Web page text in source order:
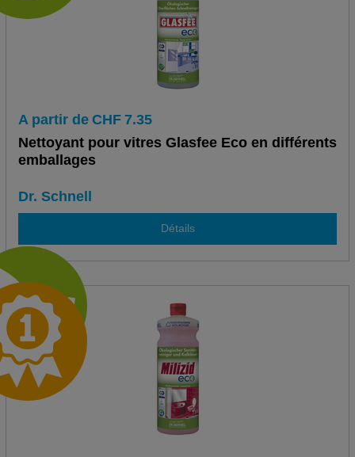
A partir de CHF 7.35
Nettoyant pour vitres Glasfee Eco en différents
emballages
Dr. Schnell
Détails